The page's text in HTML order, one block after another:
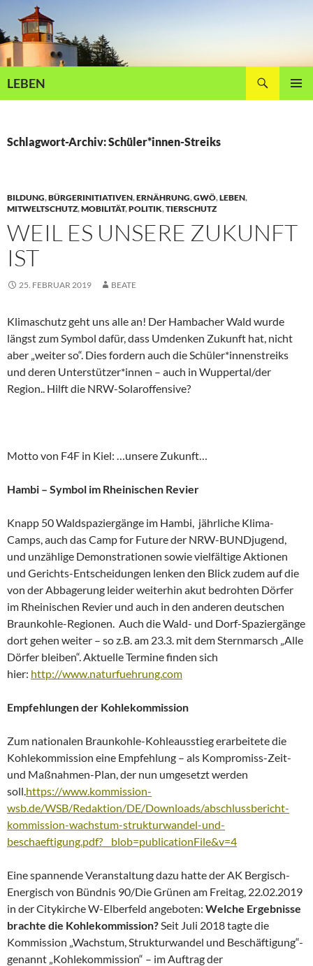
Inhalt
springen
LEBEN
Schlagwort-Archiv: Schüler*innen-Streiks
BILDUNG,BÜRGERINITIATIVEN,ERNÄHRUNG,GWÖ,LEBEN,
MITWELTSCHUTZ,MOBILITÄT,POLITIK,TIERSCHUTZ
WEIL ES UNSERE ZUKUNFT
IST
25. FEBRUAR 2019 BEATE
Klimaschutz geht uns alle an! Der Hambacher Wald wurde
längst zum Symbol dafür, dass Umdenken Zukunft hat, nicht
aber „weiter so“. Dies fordern auch die Schüler*innenstreiks
und deren Unterstützer*innen – auch in Wuppertal/der
Region.. Hilft die NRW-Solaroffensive?
Motto von F4F in Kiel: …unsere Zukunft…
Hambi – Symbol im Rheinischen Revier
Knapp 50 Waldspaziergänge im Hambi, jährliche Klima-
Camps, auch das Camp for Future der NRW-BUNDjugend,
und unzählige Demonstrationen sowie vielfältige Aktionen
und Gerichts-Entscheidungen lenken den Blick zudem auf die
von der Abbagerung leider weiterhin akut bedrohten Dörfer
im Rheinischen Revier und auch in den anderen deutschen
Braunkohle-Regionen. Auch die Wald- und Dorf-Spaziergänge
dort gehen weiter – so z.B. am 23.3. mit dem Sternmarsch „Alle
Dörfer bleiben“. Aktuelle Termine finden sich
hier: http://www.naturfuehrung.com
Empfehlungen der Kohlekommission
Zum nationalen Braunkohle-Kohleausstieg erarbeitete die
Kohlekommission eine Empfehlung – als Kompromiss-Zeit-
und Maßnahmen-Plan, der nun umgesetzt werden
soll.https://www.kommission-
wsb.de/WSB/Redaktion/DE/Downloads/abschlussbericht-
kommission-wachstum-strukturwandel-und-
beschaeftigung.pdf?__blob=publicationFile&v=4
Eine spannende Veranstaltung dazu hatte der AK Bergisch-
Energisch von Bündnis 90/Die Grünen am Freitag, 22.02.2019
in der Citykirche W-Elberfeld angeboten: Welche Ergebnisse
brachte die Kohlekommission?Seit Juli 2018 tagte die
Kommission „Wachstum, Strukturwandel und Beschäftigung“-
genannt „Kohlekommission“ – im Auftrag der